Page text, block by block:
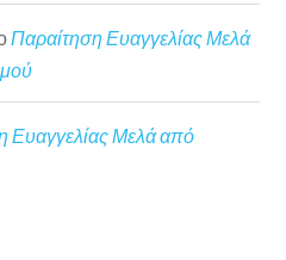
Παραίτηση Ευαγγελίας Μελά
Ευαγγελίας Μελά από